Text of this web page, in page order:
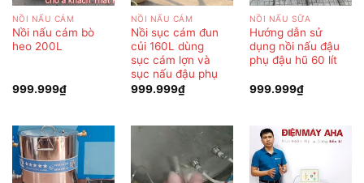
NỒI NẤU CÁM
Nồi nấu cám bò
heo 200L
999.999₫
NỒI NẤU CÁM
Nồi sục cám đun
củi 160L dùng
sục cám lợn và
sục nấu đậu phụ
999.999₫
NỒI NẤU SỮA
Hướng dẫn sử
dụng nồi nấu đậu
phụ đậu hũ 60 lít
999.999₫